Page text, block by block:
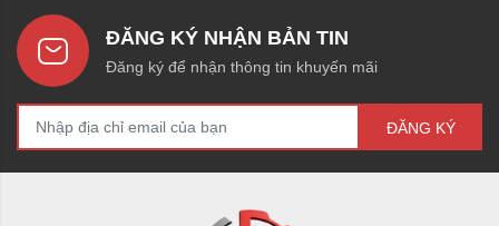
ĐĂNG KÝ NHẬN BẢN TIN
Đăng ký để nhận thông tin khuyến mãi
ĐĂNG KÝ